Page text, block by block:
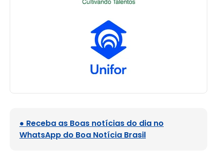
● Receba as Boas notícias do dia no
WhatsApp do Boa Notícia Brasil